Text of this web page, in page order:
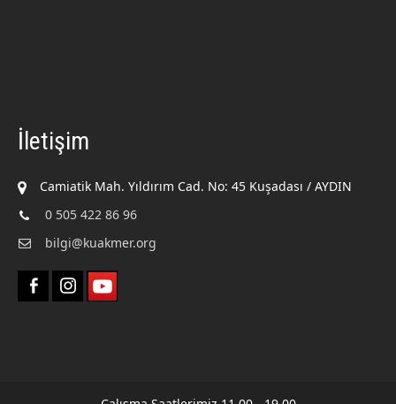
İletişim
Camiatik Mah. Yıldırım Cad. No: 45 Kuşadası / AYDIN
0 505 422 86 96
bilgi@kuakmer.org